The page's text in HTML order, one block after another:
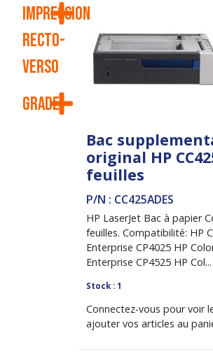
Impression
recto-
verso
Grade
Bac
original HP
feuilles
P/N : CC425ADES
HP LaserJet Bac à papier
feuilles. Compatibilité: HP
Enterprise CP4025 HP
Enterprise CP4525 HP Col...
Stock : 1
Connectez-vous pour voir
ajouter vos articles au